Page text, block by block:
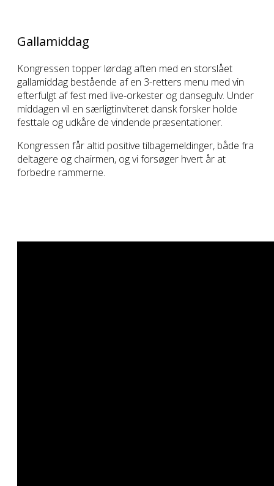
Gallamiddag
Kongressen topper lørdag aften med en storslået
gallamiddag bestående af en 3-retters menu med vin
efterfulgt af fest med live-orkester og dansegulv. Under
middagen vil en særligtinviteret dansk forsker holde
festtale og udkåre de vindende præsentationer.
Kongressen får altid positive tilbagemeldinger, både fra
deltagere og chairmen, og vi forsøger hvert år at
forbedre rammerne.